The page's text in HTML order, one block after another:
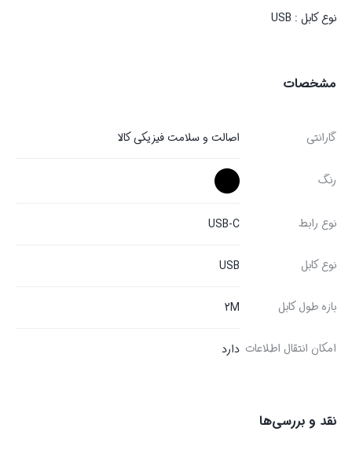
نوع کابل : USB
مشخصات
گارانتی اصالت و سلامت فیزیکی کالا
رنگ
نوع رابط USB-C
نوع کابل USB
بازه طول کابل 2M
امکان انتقال اطلاعات دارد
نقد و بررسی‌ها